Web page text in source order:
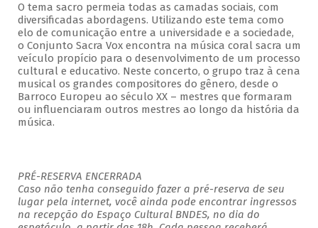
O tema sacro permeia todas as camadas sociais, com
diversificadas abordagens. Utilizando este tema como
elo de comunicação entre a universidade e a sociedade,
o Conjunto Sacra Vox encontra na música coral sacra um
veículo propício para o desenvolvimento de um processo
cultural e educativo. Neste concerto, o grupo traz à cena
musical os grandes compositores do gênero, desde o
Barroco Europeu ao século XX – mestres que formaram
ou influenciaram outros mestres ao longo da história da
música.
PRÉ-RESERVA ENCERRADA
Caso não tenha conseguido fazer a pré-reserva de seu
lugar pela internet, você ainda pode encontrar ingressos
na recepção do Espaço Cultural BNDES, no dia do